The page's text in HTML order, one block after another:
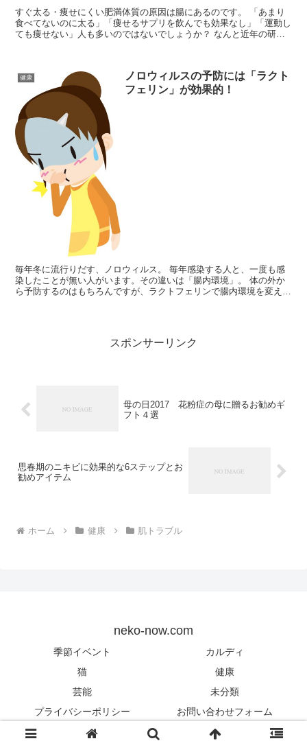
すぐ太る・痩せにくい肥満体質の原因は腸にあるのです。 「あまり
食べてないのに太る」「痩せるサプリを飲んでも効果なし」「運動し
ても痩せない」人も多いのではないでしょうか？ なんと近年の研究
健康
ノロウィルスの予防には「ラクト
フェリン」が効果的！
毎年冬に流行りだす、ノロウィルス。 毎年感染する人と、一度も感
染したことが無い人がいます。その違いは「腸内環境」。 体の外か
ら予防するのはもちろんですが、ラクトフェリンで腸内環境を変える
スポンサーリンク
母の日2017 花粉症の母に贈るお勧めギ
フト４選
思春期のニキビに効果的な6ステップとお
勧めアイテム
ホーム 健康 肌トラブル
neko-now.com
季節イベント
カルディ
猫
健康
芸能
未分類
プライバシーポリシー
お問い合わせフォーム
© 2016 neko-now.com.